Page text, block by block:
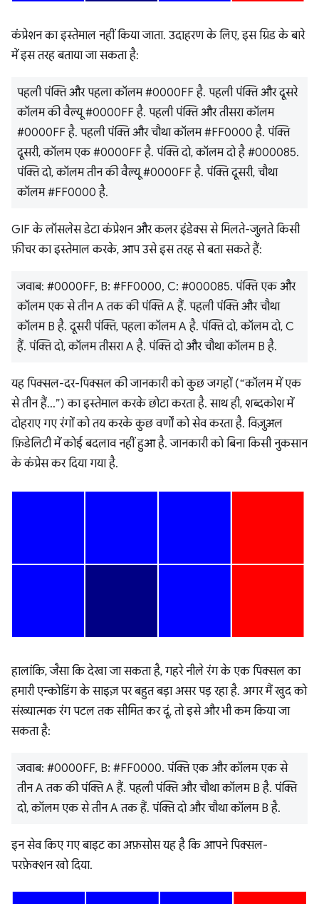
कंप्रेशन का इस्तेमाल नहीं किया जाता. उदाहरण के लिए, इस ग्रिड के बारे
में इस तरह बताया जा सकता है:
पहली पंक्ति और पहला कॉलम #0000FF है. पहली पंक्ति और दूसरे
कॉलम की वैल्यू #0000FF है. पहली पंक्ति और तीसरा कॉलम
#0000FF है. पहली पंक्ति और चौथा कॉलम #FF0000 है. पंक्ति
दूसरी, कॉलम एक #0000FF है. पंक्ति दो, कॉलम दो है #000085.
पंक्ति दो, कॉलम तीन की वैल्यू #0000FF है. पंक्ति दूसरी, चौथा
कॉलम #FF0000 है.
GIF के लॉसलेस डेटा कंप्रेशन और कलर इंडेक्स से मिलते-जुलते किसी
फ़ीचर का इस्तेमाल करके, आप उसे इस तरह से बता सकते हैं:
जवाब: #0000FF, B: #FF0000, C: #000085. पंक्ति एक और
कॉलम एक से तीन A तक की पंक्ति A हैं. पहली पंक्ति और चौथा
कॉलम B है. दूसरी पंक्ति, पहला कॉलम A है. पंक्ति दो, कॉलम दो, C
हैं. पंक्ति दो, कॉलम तीसरा A है. पंक्ति दो और चौथा कॉलम B है.
यह पिक्सल-दर-पिक्सल की जानकारी को कुछ जगहों (“कॉलम में एक
से तीन हैं...”) का इस्तेमाल करके छोटा करता है. साथ ही, शब्दकोश में
दोहराए गए रंगों को तय करके कुछ वर्णों को सेव करता है. विज़ुअल
फ़िडेलिटी में कोई बदलाव नहीं हुआ है. जानकारी को बिना किसी नुकसान
के कंप्रेस कर दिया गया है.
हालांकि, जैसा कि देखा जा सकता है, गहरे नीले रंग के एक पिक्सल का
हमारी एन्कोडिंग के साइज़ पर बहुत बड़ा असर पड़ रहा है. अगर मैं खुद को
संख्यात्मक रंग पटल तक सीमित कर दूं, तो इसे और भी कम किया जा
सकता है:
जवाब: #0000FF, B: #FF0000. पंक्ति एक और कॉलम एक से
तीन A तक की पंक्ति A हैं. पहली पंक्ति और चौथा कॉलम B है. पंक्ति
दो, कॉलम एक से तीन A तक हैं. पंक्ति दो और चौथा कॉलम B है.
इन सेव किए गए बाइट का अफ़सोस यह है कि आपने पिक्सल-
परफ़ेक्शन खो दिया.